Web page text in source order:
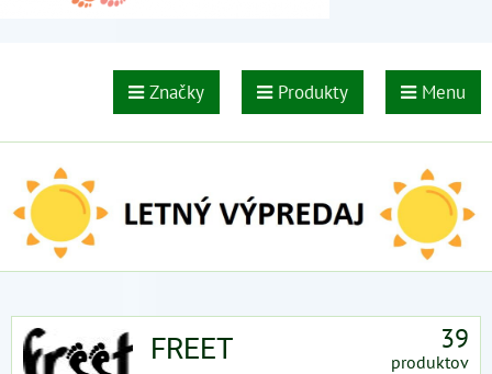
Značky Produkty Menu
FREET 39
produktov